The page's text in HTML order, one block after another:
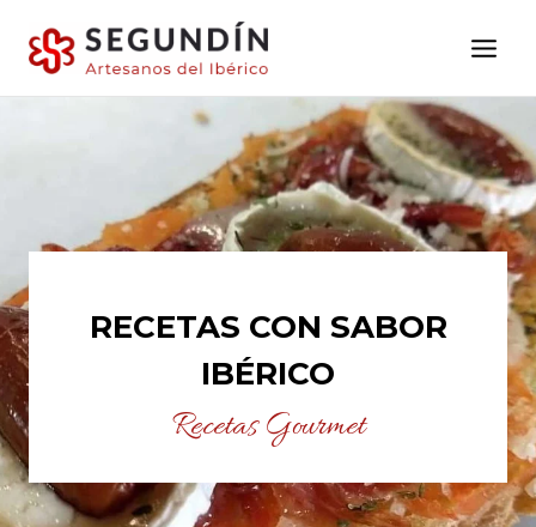
contenido
RECETAS CON SABOR
IBÉRICO
Recetas Gourmet